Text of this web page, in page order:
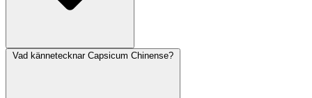
Vad kännetecknar Capsicum Chinense?